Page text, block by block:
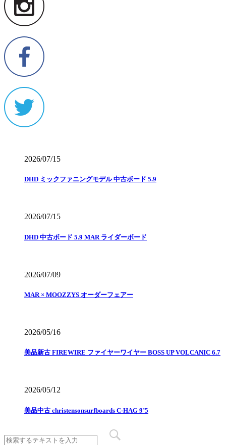
2026/07/15
DHD ミックファニングモデル 中古ボード 5.9
2026/07/15
DHD 中古ボード 5.9 MAR ライダーボード
2026/07/09
MAR × MOOZZYS オーダーフェアー
2026/05/16
美品新古 FIREWIRE ファイヤーワイヤー BOSS UP VOLCANIC 6.7
2026/05/12
美品中古 christensonsurfboards C-HAG 9’5